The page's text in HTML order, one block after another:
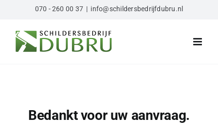
inhoud
070 - 260 00 37 | info@schildersbedrijfdubru.nl
Bedankt voor uw aanvraag.